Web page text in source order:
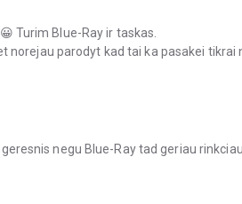
Turim Blue-Ray ir taskas.
norejau parodyt kad tai ka pasakei tikrai
negu Blue-Ray tad geriau